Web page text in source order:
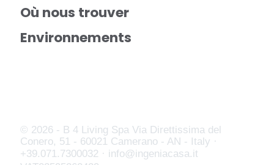
Où nous trouver
Environnements
© 2026 - B 4 Living Spa Via Direttissima del
Conero, 51 - 60021 Camerano - AN - Italy ·
+39.071.7300032 · info@ingeniacasa.it